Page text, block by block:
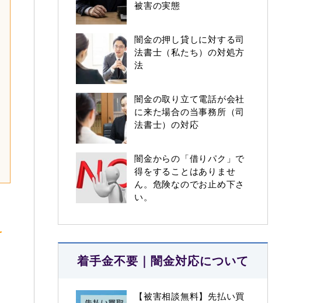
被害の実態
闇金の押し貸しに対する司
法書士（私たち）の対処方
法
闇金の取り立て電話が会社
に来た場合の当事務所（司
法書士）の対応
闇金からの「借りパク」で
得をすることはありませ
ん。危険なのでお止め下さ
い。
着手金不要｜闇金対応について
【被害相談無料】先払い買